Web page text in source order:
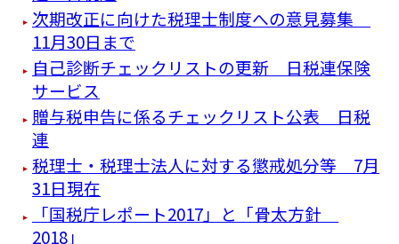
次期改正に向けた税理士制度への意見募集
11月30日まで
自己診断チェックリストの更新 日税連保険
サービス
贈与税申告に係るチェックリスト公表 日税
連
税理士・税理士法人に対する懲戒処分等 7月
31日現在
「国税庁レポート2017」と「骨太方針
2018」